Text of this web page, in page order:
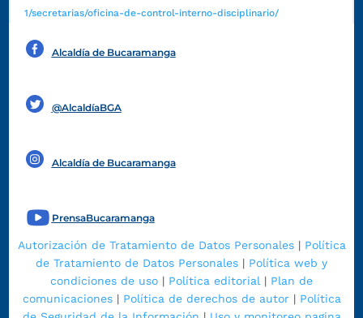
1/secretarias/oficina-de-control-interno-disciplinario/
Alcaldía de Bucaramanga
@AlcaldíaBGA
Alcaldía de Bucaramanga
PrensaBucaramanga
Autorización de Tratamiento de Datos Personales| Política
de Tratamiento de Datos Personales | Política web y
condiciones de uso | Política editorial | Plan de
comunicaciones| Política de derechos de autor| Política